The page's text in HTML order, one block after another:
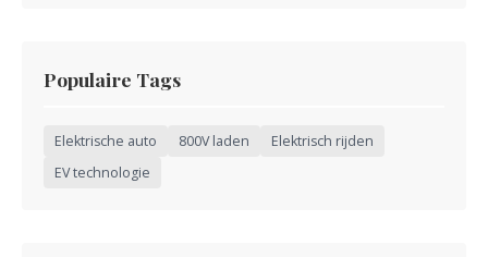
Populaire Tags
Elektrische auto 800V laden
Elektrisch rijden
EV technologie